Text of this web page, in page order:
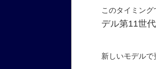
このタイミング
デル第11世
新しいモデルで